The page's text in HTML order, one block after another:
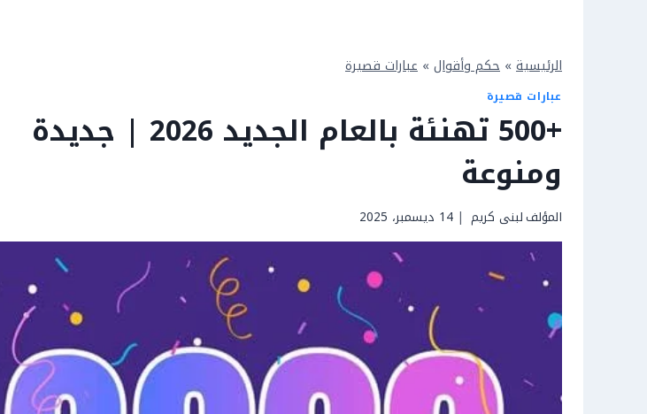
الرئيسية » حكم وأقوال » عبارات قصيرة
عبارات قصيرة
+500 تهنئة بالعام الجديد 2026 | جديدة
ومنوعة
المؤلفلبنى كريم 14 ديسمبر، 2025